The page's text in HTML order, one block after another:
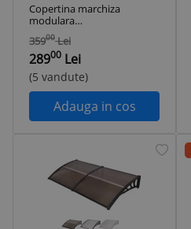
Copertina marchiza
modulara
120x100cm Negru
Maro Gri
Policarbonat clar
fumuriu
35900 Lei
28900 Lei
(5 vandute)
Adauga in cos